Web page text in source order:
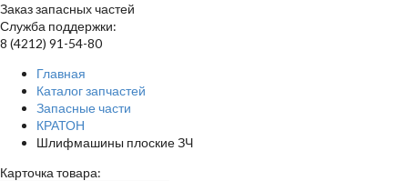
Заказ запасных частей
Служба поддержки:
8 (4212) 91-54-80
Главная
Каталог запчастей
Запасные части
КРАТОН
Шлифмашины плоские ЗЧ
Карточка товара: